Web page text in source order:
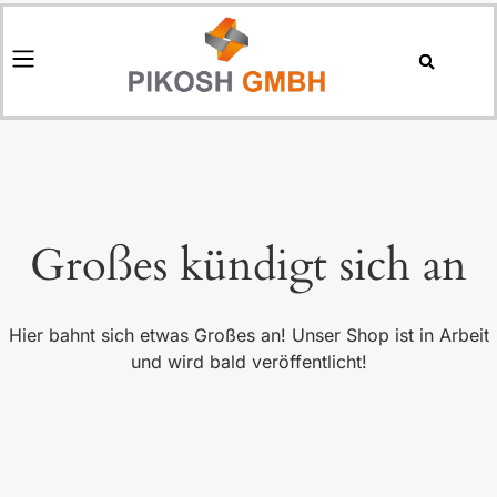
Großes kündigt sich an
Hier bahnt sich etwas Großes an! Unser Shop ist in Arbeit
und wird bald veröffentlicht!